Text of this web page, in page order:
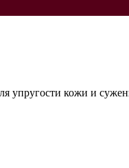
упругости кожи и